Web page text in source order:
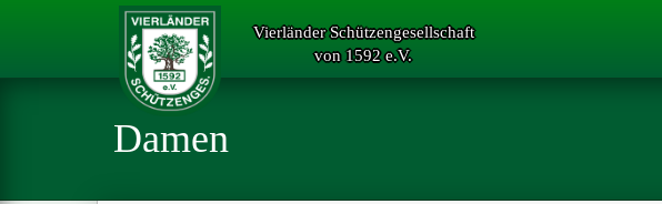
Vierländer Schützengesellschaft
von 1592 e.V.
Damen